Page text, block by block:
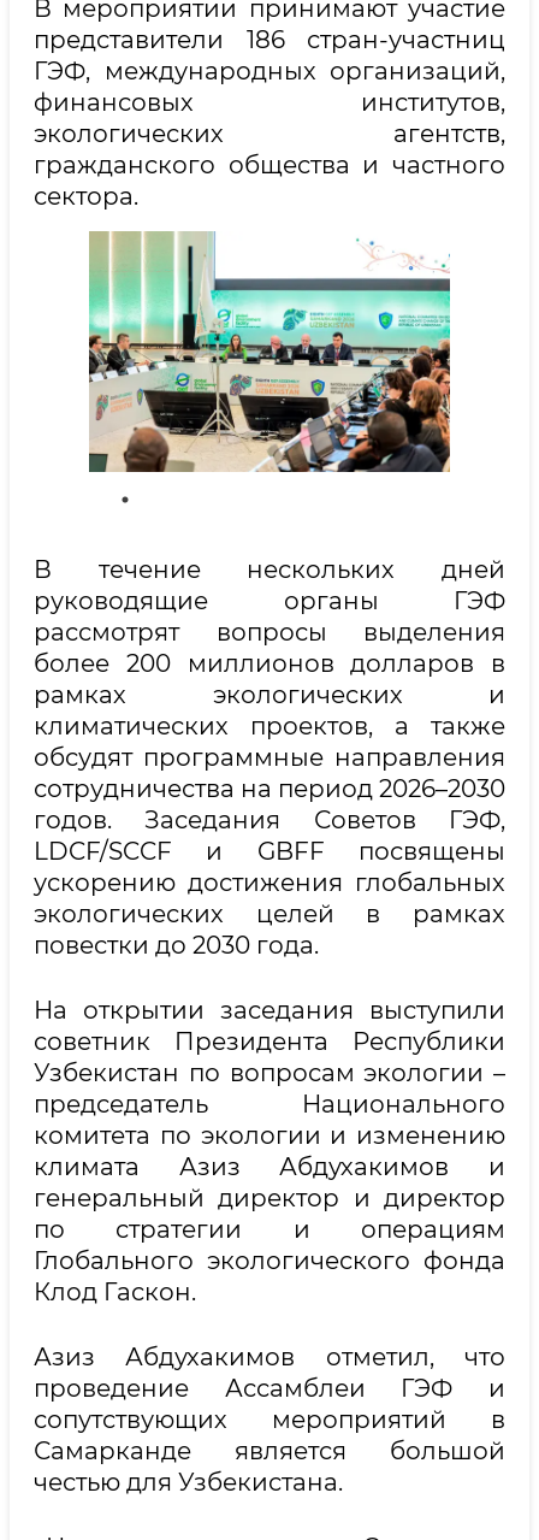
В мероприятии принимают участие
представители 186 стран-участниц
ГЭФ, международных организаций,
финансовых институтов,
экологических агентств,
гражданского общества и частного
сектора.
В течение нескольких дней
руководящие органы ГЭФ
рассмотрят вопросы выделения
более 200 миллионов долларов в
рамках экологических и
климатических проектов, а также
обсудят программные направления
сотрудничества на период 2026–2030
годов. Заседания Советов ГЭФ,
LDCF/SCCF и GBFF посвящены
ускорению достижения глобальных
экологических целей в рамках
повестки до 2030 года.
На открытии заседания выступили
советник Президента Республики
Узбекистан по вопросам экологии –
председатель Национального
комитета по экологии и изменению
климата Азиз Абдухакимов и
генеральный директор и директор
по стратегии и операциям
Глобального экологического фонда
Клод Гаскон.
Азиз Абдухакимов отметил, что
проведение Ассамблеи ГЭФ и
сопутствующих мероприятий в
Самарканде является большой
честью для Узбекистана.